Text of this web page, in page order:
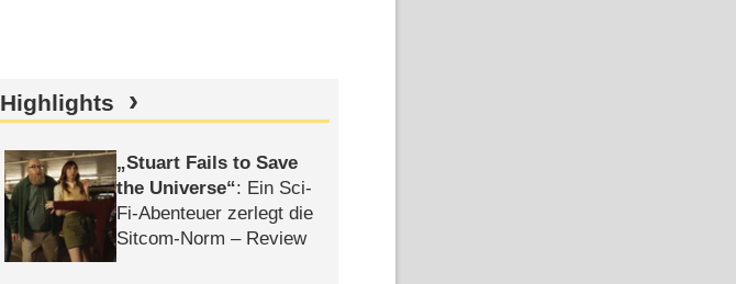
Highlights
Stuart Fails to Save
the Universe : Ein Sci-
Fi-Abenteuer zerlegt die
Sitcom-Norm – Review